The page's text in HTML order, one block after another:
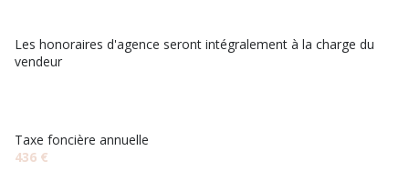
Les honoraires d'agence seront intégralement à la charge du
vendeur
Taxe foncière annuelle
436 €